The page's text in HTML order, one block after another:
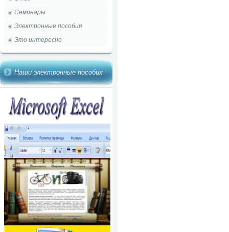
Семинары
Электронные пособия
Это интересно
Наши электронные пособия